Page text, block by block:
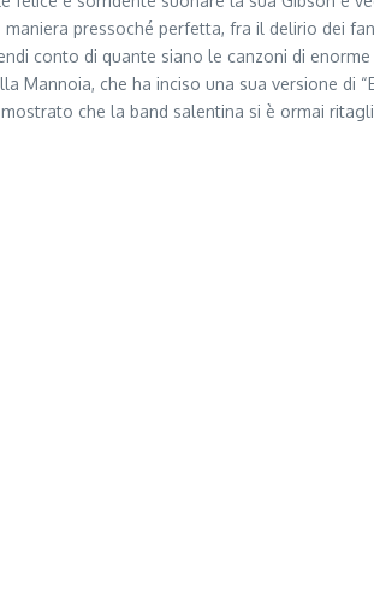
pressoché perfetta, fra il delirio dei
conto di quante siano le canzoni di
Mannoia, che ha inciso una sua versione di
che la band salentina si è ormai